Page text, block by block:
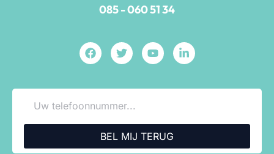
085 - 060 51 34
BEL MIJ TERUG